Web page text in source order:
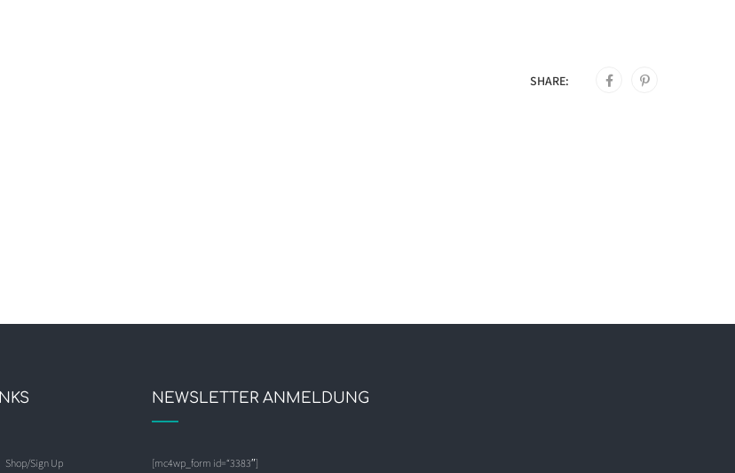
SHARE:
Shop/Sign Up
NEWSLETTER ANMELDUNG
[mc4wp_form id=“3383″]